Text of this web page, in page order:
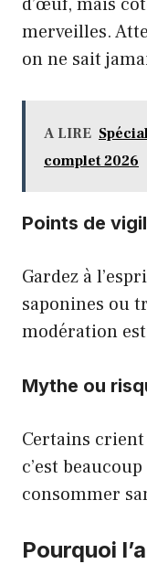
merveilles.
on ne sait
A LIRE
complet 2026
Points de
Gardez à
saponines ou
modération
Mythe ou
Certains
c’est
consommer
Pourquoi